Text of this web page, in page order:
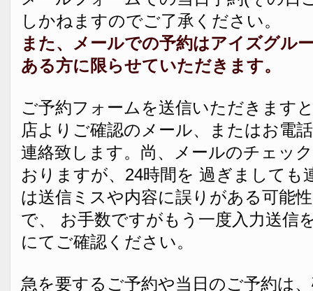
しかねますのでご了承ください。
また、メールでの予約はアイズグル
ある方に限らせていただきます。
ご予約フォームを送信いただきます
店よりご確認のメール、またはお電
連絡致します。尚、メールのチェッ
おりますが、24時間を 過ぎましても
は送信ミスや内容に誤りがある可能
で、 お手数ですがもう一度入力送信
にてご確認ください。
急を要するご予約や当日のご予約は